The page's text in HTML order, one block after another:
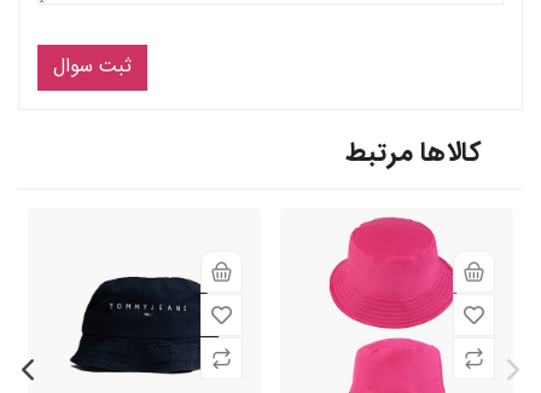
ثبت سوال
کالاها مرتبط